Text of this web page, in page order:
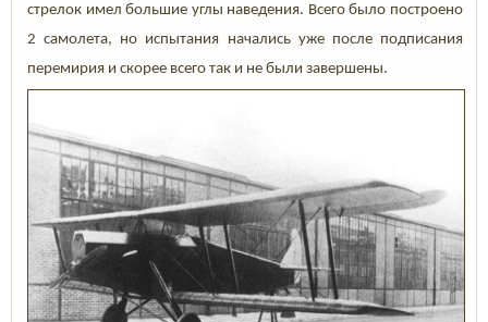
стрелок имел большие углы наведения. Всего было построено
2 самолета, но испытания начались уже после подписания
перемирия и скорее всего так и не были завершены.